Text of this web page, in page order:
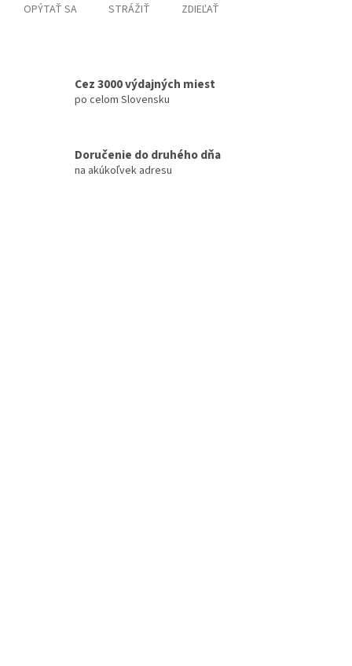
OPÝTAŤ SA STRÁŽIŤ ZDIEĽAŤ
Cez 3000 výdajných miest
po celom Slovensku
Doručenie do druhého dňa
na akúkoľvek adresu